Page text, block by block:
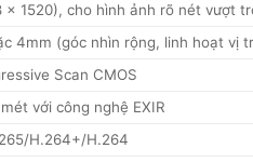
× 1520), cho hình ảnh rõ nét vượt
4mm (góc nhìn rộng, linh hoạt vị
Scan CMOS
với công nghệ EXIR
H.264+/H.264